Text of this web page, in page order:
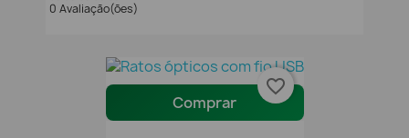
0 Avaliação(ões)
Comprar
favorite_border